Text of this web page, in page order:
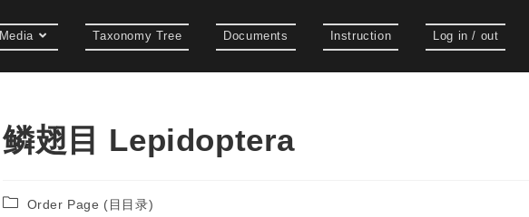
Media Taxonomy Tree Documents Instruction Log in / out
鳞翅目 Lepidoptera
Order Page (目目录)